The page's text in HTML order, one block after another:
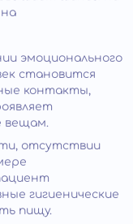
эмоционального
становится
контакты,
вещам.
отсутствии
гигиенические
пищу.